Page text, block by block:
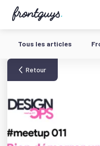
contenu
58
bis
de
Chausée
d'Antin
-
Tous les articles
Retour